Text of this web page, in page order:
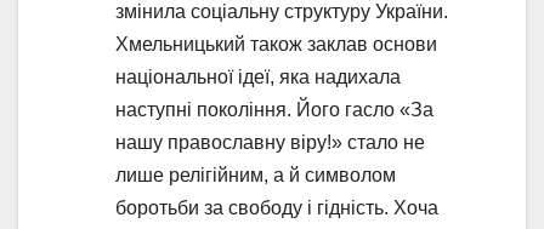
змінила соціальну структуру України.
Хмельницький також заклав основи
національної ідеї, яка надихала
наступні покоління. Його гасло «За
нашу православну віру!» стало не
лише релігійним, а й символом
боротьби за свободу і гідність. Хоча